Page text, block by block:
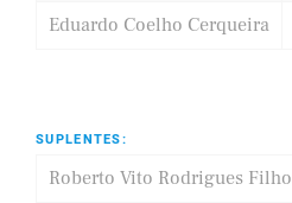
Eduardo Coelho Cerqueira
SUPLENTES:
Roberto Vito Rodrigues Filho